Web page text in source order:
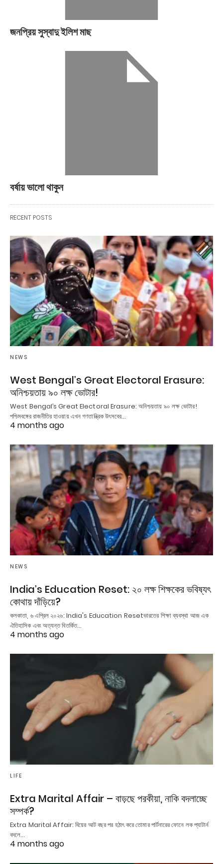
জনপ্রিয় সুস্বাদু ইলিশ মাছ
বর্ষায় ভালো থাকুন
RECENT POSTS
NEWS
West Bengal’s Great Electoral Erasure:
অনিশ্চয়তায় ৯০ লক্ষ ভোটার!
West Bengal’s Great Electoral Erasure: অনিশ্চয়তায় ৯০ লক্ষ ভোটার!
পশ্চিমবঙ্গের রাজনীতির হাওয়ায় এখন গণতান্ত্রিক উৎসবের…
4 months ago
NEWS
India’s Education Reset: ২০ লক্ষ শিক্ষকের ভবিষ্যৎ
কোথায় দাঁড়িয়ে?
কলকাতা, ৬ এপ্রিল ২০২৬: India's Education Resetভারতের শিক্ষা ব্যবস্থা আজ এক
ঐতিহাসিক এবং অত্যন্ত বিতর্কিত…
4 months ago
LIFE
Extra Marital Affair – বাড়ছে পরকীয়া, নাকি বদলাচ্ছে
সম্পর্ক?
Extra Marital Affair: বিয়ের আট বছর পর হঠাৎ করে তোমার পার্টনারের ফোনে লক প্যাটার্ন
বদলে…
4 months ago